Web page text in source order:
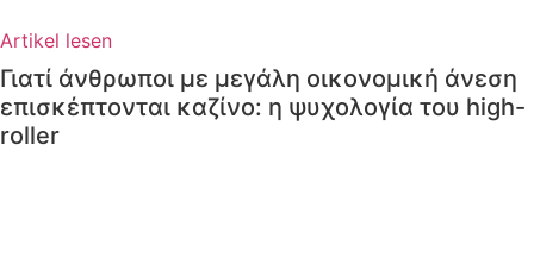
Artikel lesen
Γιατί άνθρωποι με μεγάλη οικονομική άνεση
επισκέπτονται καζίνο: η ψυχολογία του high-
roller